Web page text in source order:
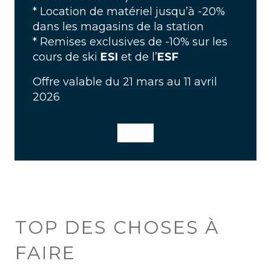
* Location de matériel jusqu’à -20%
dans les magasins de la station
* Remises exclusives de -10% sur les
cours de ski ESI et de l’ESF
Offre valable du 21 mars au 11 avril
2026
TOP DES CHOSES À
FAIRE